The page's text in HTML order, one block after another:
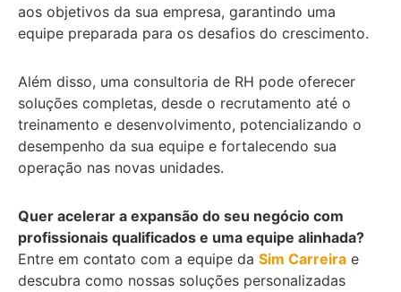
aos objetivos da sua empresa, garantindo uma
equipe preparada para os desafios do crescimento.
Além disso, uma consultoria de RH pode oferecer
soluções completas, desde o recrutamento até o
treinamento e desenvolvimento, potencializando o
desempenho da sua equipe e fortalecendo sua
operação nas novas unidades.
Quer acelerar a expansão do seu negócio com
profissionais qualificados e uma equipe alinhada?
Entre em contato com a equipe da Sim Carreira e
descubra como nossas soluções personalizadas